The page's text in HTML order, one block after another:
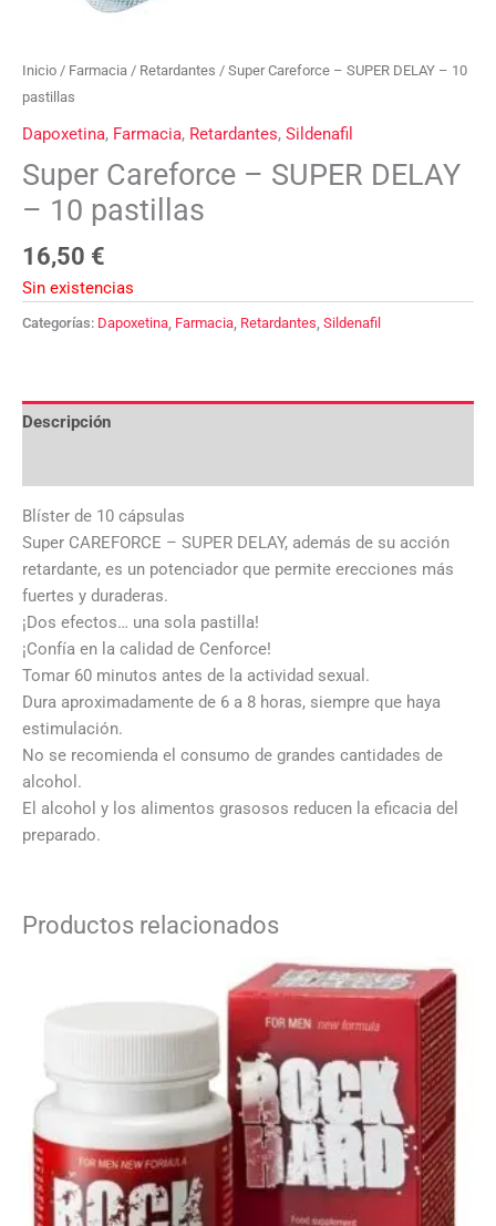
Inicio / Farmacia / Retardantes / Super Careforce – SUPER DELAY – 10
pastillas
Dapoxetina, Farmacia, Retardantes, Sildenafil
Super Careforce – SUPER DELAY
– 10 pastillas
16,50 €
Sin existencias
Categorías: Dapoxetina Farmacia Retardantes Sildenafil
Descripción
Blíster de 10 cápsulas
Super CAREFORCE – SUPER DELAY, además de su acción
retardante, es un potenciador que permite erecciones más
fuertes y duraderas.
¡Dos efectos… una sola pastilla!
¡Confía en la calidad de Cenforce!
Tomar 60 minutos antes de la actividad sexual.
Dura aproximadamente de 6 a 8 horas, siempre que haya
estimulación.
No se recomienda el consumo de grandes cantidades de
alcohol.
El alcohol y los alimentos grasosos reducen la eficacia del
preparado.
Productos relacionados